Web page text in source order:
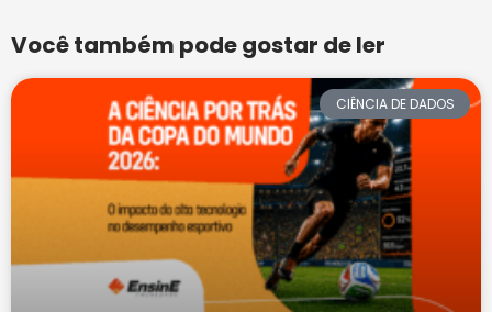
Você também pode gostar de ler
CIÊNCIA DE DADOS